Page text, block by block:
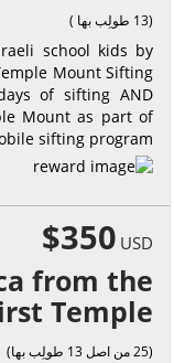
(13 طولِب بها )
school kids by
Mount Sifting
of sifting AND
Mount as part of
sifting program.
$350 USD
from the
Temple
(25 من اصل 13 طولِب بها)